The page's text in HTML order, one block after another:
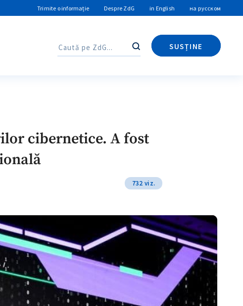
Trimite o informație Despre ZdG in English на русском
Caută
SUSȚINE
Caută
cibernetice. A fost
732 viz.